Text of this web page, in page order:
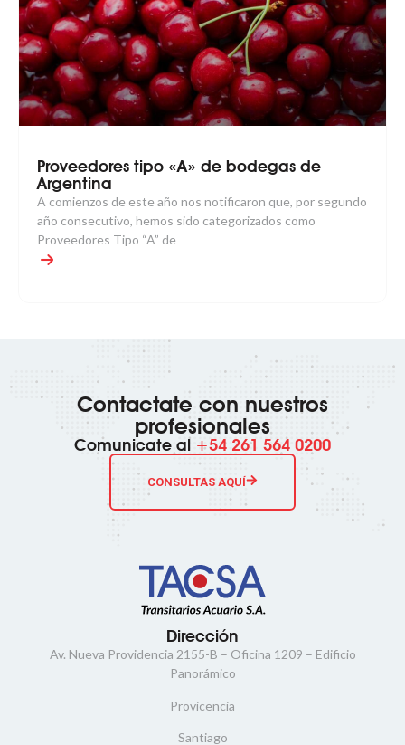
Proveedores tipo «A» de bodegas de
Argentina
A comienzos de este año nos notificaron que, por segundo
año consecutivo, hemos sido categorizados como
Proveedores Tipo “A” de
Contactate con nuestros
profesionales
Comunicate al +54 261 564 0200
CONSULTAS AQUÍ
Dirección
Av. Nueva Providencia 2155-B – Oficina 1209 – Edificio
Panorámico
Provicencia
Santiago